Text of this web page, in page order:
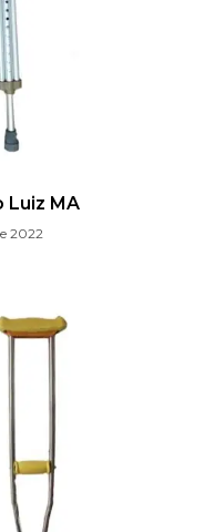
Luiz MA
2022